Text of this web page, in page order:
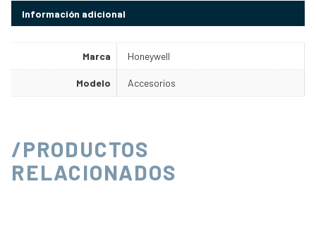
Información adicional
Marca Honeywell
Modelo Accesorios
/PRODUCTOS
RELACIONADOS